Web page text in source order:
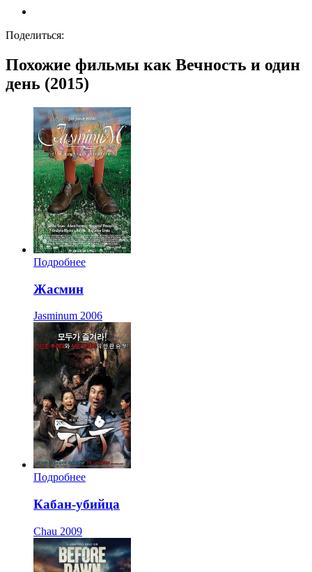
Поделиться:
Похожие фильмы как Вечность и один
день (2015)
Подробнее
Жасмин
Jasminum 2006
Подробнее
Кабан-убийца
Chau 2009